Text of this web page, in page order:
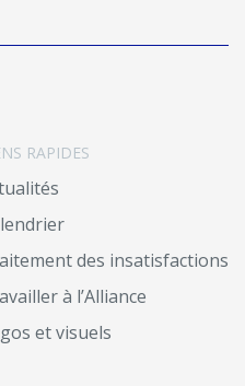
RAPIDES
des insatisfactions
à l’Alliance
et visuels